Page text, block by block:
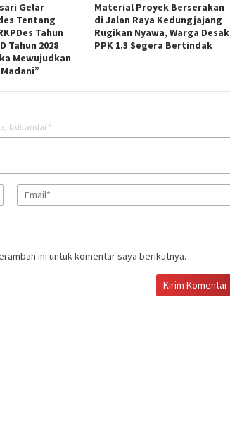
Gelar
Tentang
Tahun
Tahun 2028
Mewujudkan
Material Proyek Berserakan
di Jalan Raya Kedungjajang
Rugikan Nyawa, Warga Desak
PPK 1.3 Segera Bertindak
ditandai *
ini untuk komentar saya berikutnya.